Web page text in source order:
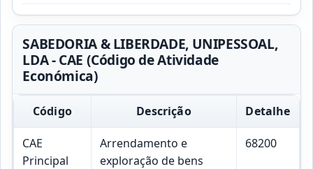
SABEDORIA & LIBERDADE, UNIPESSOAL,
LDA - CAE (Código de Atividade
Económica)
Código Descrição Detalhe
CAE
Principal
Arrendamento e
exploração de bens
68200